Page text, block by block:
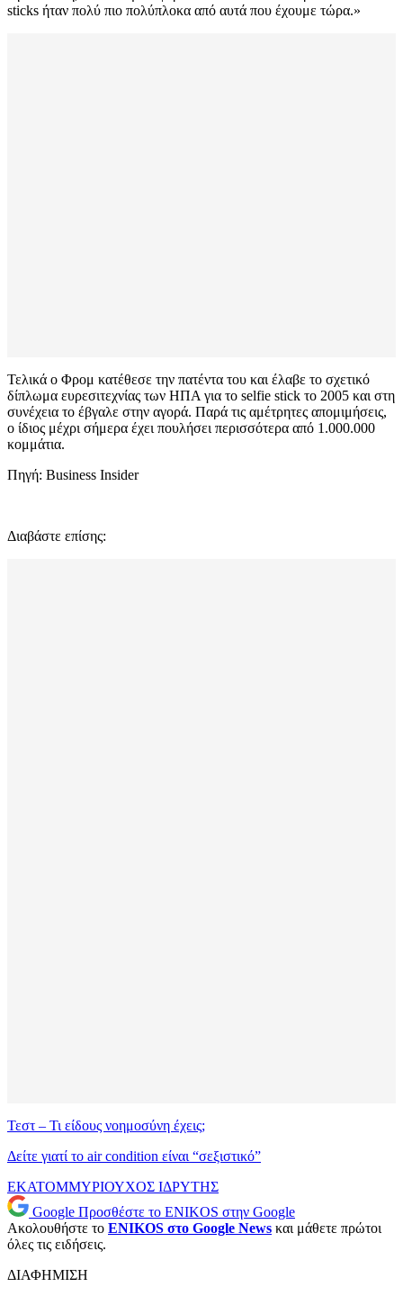
sticks ήταν πολύ πιο πολύπλοκα από αυτά που έχουμε τώρα.»
Τελικά ο Φρομ κατέθεσε την πατέντα του και έλαβε το σχετικό
δίπλωμα ευρεσιτεχνίας των ΗΠΑ για το selfie stick το 2005 και στη
συνέχεια το έβγαλε στην αγορά. Παρά τις αμέτρητες απομιμήσεις,
ο ίδιος μέχρι σήμερα έχει πουλήσει περισσότερα από 1.000.000
κομμάτια.
Πηγή: Business Insider
Διαβάστε επίσης:
Τεστ – Τι είδους νοημοσύνη έχεις;
Δείτε γιατί το air condition είναι “σεξιστικό”
ΕΚΑΤΟΜΜΥΡΙΟΥΧΟΣ ΙΔΡΥΤΗΣ
Google Προσθέστε το ENIKOS στην Google
Ακολουθήστε το ENIKOS στο Google News και μάθετε πρώτοι
όλες τις ειδήσεις.
ΔΙΑΦΗΜΙΣΗ